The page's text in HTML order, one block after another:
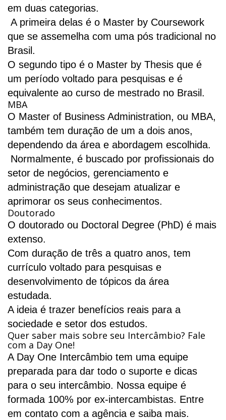
em duas categorias.
A primeira delas é o Master by Coursework
que se assemelha com uma pós tradicional no
Brasil.
O segundo tipo é o Master by Thesis que é
um período voltado para pesquisas e é
equivalente ao curso de mestrado no Brasil.
MBA
O Master of Business Administration, ou MBA,
também tem duração de um a dois anos,
dependendo da área e abordagem escolhida.
Normalmente, é buscado por profissionais do
setor de negócios, gerenciamento e
administração que desejam atualizar e
aprimorar os seus conhecimentos.
Doutorado
O doutorado ou Doctoral Degree (PhD) é mais
extenso.
Com duração de três a quatro anos, tem
currículo voltado para pesquisas e
desenvolvimento de tópicos da área
estudada.
A ideia é trazer benefícios reais para a
sociedade e setor dos estudos.
Quer saber mais sobre seu Intercâmbio? Fale
com a Day One!
A Day One Intercâmbio tem uma equipe
preparada para dar todo o suporte e dicas
para o seu intercâmbio. Nossa equipe é
formada 100% por ex-intercambistas. Entre
em contato com a agência e saiba mais.